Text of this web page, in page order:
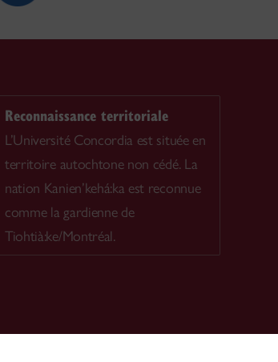
Reconnaissance territoriale
L’Université Concordia est située en
territoire autochtone non cédé. La
nation Kanien’kehá:ka est reconnue
comme la gardienne de
Tiohtià:ke/Montréal.